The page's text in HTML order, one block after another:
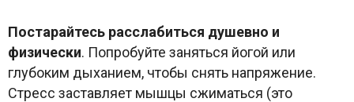
Постарайтесь расслабиться душевно и
физически. Попробуйте заняться йогой или
глубоким дыханием, чтобы снять напряжение.
Стресс заставляет мышцы сжиматься (это